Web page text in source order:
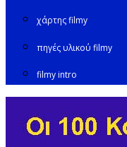
χάρτης filmy
πηγές υλικού filmy
filmy intro